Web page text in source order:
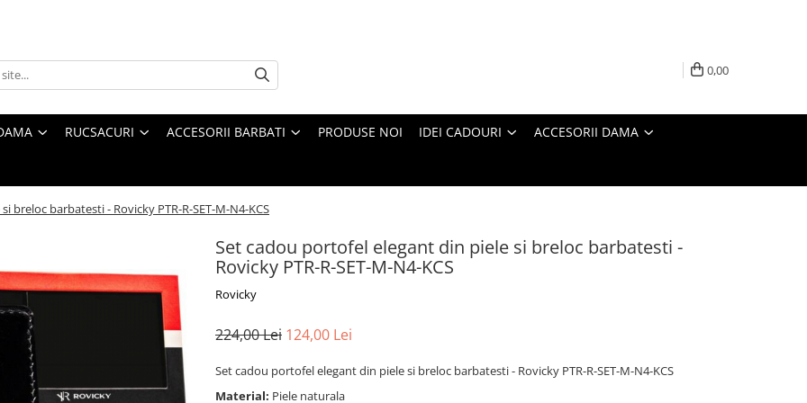
0,00
RUCSACURI ACCESORII BARBATI PRODUSE NOI IDEI CADOURI ACCESORII DAMA
breloc barbatesti - Rovicky PTR-R-SET-M-N4-KCS
Set cadou portofel elegant din piele si breloc barbatesti -
Rovicky PTR-R-SET-M-N4-KCS
Rovicky
224,00 Lei 124,00 Lei
Set cadou portofel elegant din piele si breloc barbatesti - Rovicky PTR-R-SET-M-N4-KCS
Material: Piele naturala